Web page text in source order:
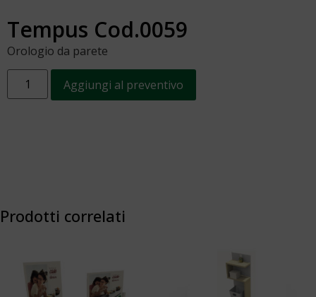
Tempus Cod.0059
Orologio da parete
Aggiungi al preventivo
Prodotti correlati